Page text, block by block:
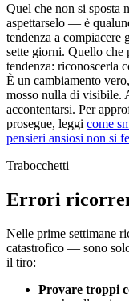
Quel che non si sposta
aspettarselo — è
tendenza a
sette giorni. Quello che
tendenza: riconoscerla
È un cambiamento
mosso nulla di visibile.
accontentarsi. Per
prosegue, leggi come
pensieri ansiosi non si
Trabocchetti
Errori
Nelle prime settimane
catastrofico — sono
il tiro:
Provare troppi